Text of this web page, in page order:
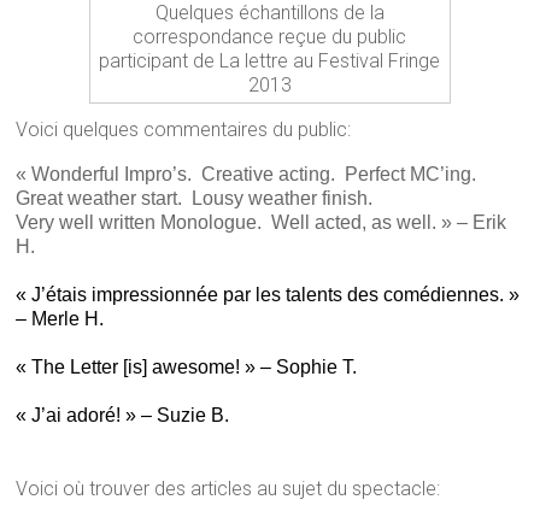
Quelques échantillons de la
correspondance reçue du public
participant de La lettre au Festival Fringe
2013
Voici quelques commentaires du public:
« Wonderful Impro’s. Creative acting. Perfect MC’ing.
Great weather start. Lousy weather finish.
Very well written Monologue. Well acted, as well. » – Erik
H.
« J’étais impressionnée par les talents des comédiennes. »
– Merle H.
« The Letter [is] awesome! » – Sophie T.
« J’ai adoré! » – Suzie B.
Voici où trouver des articles au sujet du spectacle: